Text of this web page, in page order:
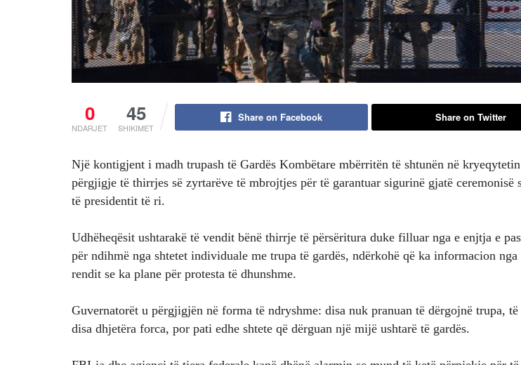
0
NDARJET
45
SHIKIMET
Share on Facebook Share on Twitter
Një kontigjent i madh trupash të Gardës Kombëtare mbërritën të shtunën në
përgjigje të thirrjes së zyrtarëve të mbrojtjes për të garantuar sigurinë gjatë ceremonisë
të presidentit të ri.
Udhëheqësit ushtarakë të vendit bënë thirrje të përsëritura duke filluar nga e enjtja e
për ndihmë nga shtetet individuale me trupa të gardës, ndërkohë që ka informacion nga
rendit se ka plane për protesta të dhunshme.
Guvernatorët u përgjigjën në forma të ndryshme: disa nuk pranuan të dërgojnë trupa, të
disa dhjetëra forca, por pati edhe shtete që dërguan një mijë ushtarë të gardës.